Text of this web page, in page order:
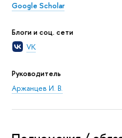
Google Scholar
Блоги и соц. сети
VK
Руководитель
Аржанцев И. В.